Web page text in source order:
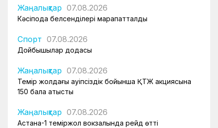
Жаңалықтар 07.08.2026
Кәсіподақ белсенділері марапатталды
Спорт 07.08.2026
Дойбышылар додасы
Жаңалықтар 07.08.2026
Темір жолдағы қауіпсіздік бойынша ҚТЖ акциясына
150 бала қатысты
Жаңалықтар 07.08.2026
Астана-1 теміржол вокзалында рейд өтті